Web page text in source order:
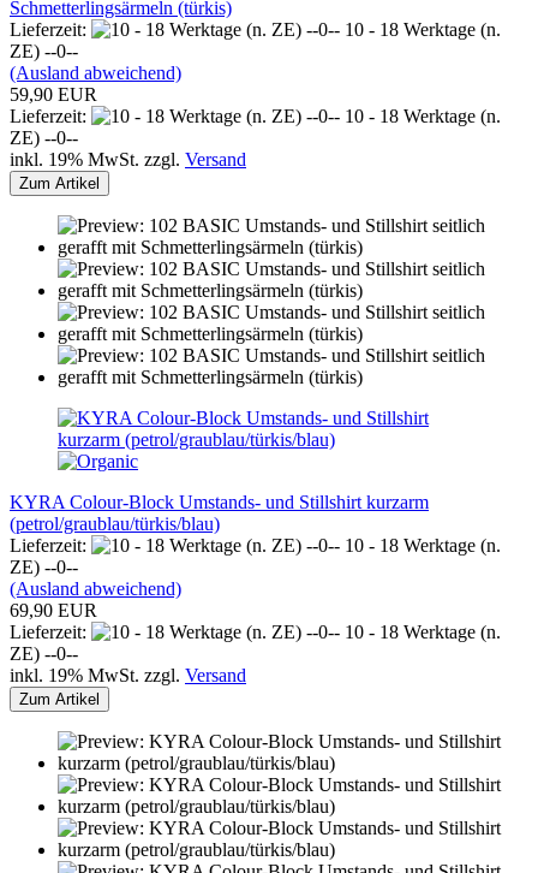
Schmetterlingsärmeln (türkis)
Lieferzeit:
10 - 18 Werktage (n.
ZE) --0--
(Ausland abweichend)
59,90 EUR
Lieferzeit:
10 - 18 Werktage (n.
ZE) --0--
inkl. 19% MwSt. zzgl. Versand
Zum Artikel
KYRA Colour-Block Umstands- und Stillshirt kurzarm
(petrol/graublau/türkis/blau)
Lieferzeit:
10 - 18 Werktage (n.
ZE) --0--
(Ausland abweichend)
69,90 EUR
Lieferzeit:
10 - 18 Werktage (n.
ZE) --0--
inkl. 19% MwSt. zzgl. Versand
Zum Artikel